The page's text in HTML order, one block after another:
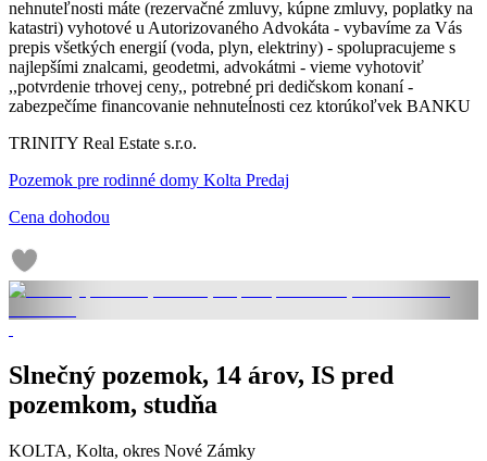
nehnuteľnosti máte (rezervačné zmluvy, kúpne zmluvy, poplatky na
katastri) vyhotové u Autorizovaného Advokáta - vybavíme za Vás
prepis všetkých energií (voda, plyn, elektriny) - spolupracujeme s
najlepšími znalcami, geodetmi, advokátmi - vieme vyhotoviť
,,potvrdenie trhovej ceny,, potrebné pri dedičskom konaní -
zabezpečíme financovanie nehnuteĺnosti cez ktorúkoľvek BANKU
TRINITY Real Estate s.r.o.
Pozemok pre rodinné domy Kolta Predaj
Cena dohodou
Slnečný pozemok, 14 árov, IS pred
pozemkom, studňa
KOLTA, Kolta, okres Nové Zámky